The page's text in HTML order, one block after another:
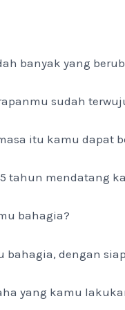
banyak yang
sudah
itu kamu dapat
tahun mendatang
bahagia?
bahagia, dengan
yang kamu